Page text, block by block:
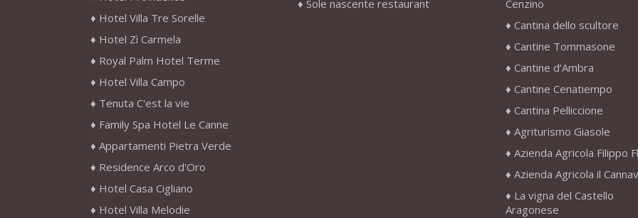
Hotel Villa Tre Sorelle
Hotel Zì Carmela
Royal Palm Hotel Terme
Hotel Villa Campo
Tenuta C'est la vie
Family Spa Hotel Le Canne
Appartamenti Pietra Verde
Residence Arco d'Oro
Hotel Casa Cigliano
Hotel Villa Melodie
Sole nascente restaurant
Cenzino
Cantina dello scultore
Cantine Tommasone
Cantine d’Ambra
Cantine Cenatiempo
Cantina Pelliccione
Agriturismo Giasole
Azienda Agricola Filippo
Azienda Agricola il
La vigna del Castello
Aragonese